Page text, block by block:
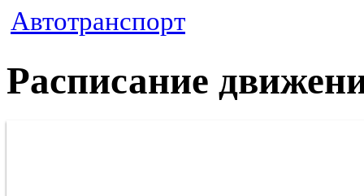
Автотранспорт
Расписание